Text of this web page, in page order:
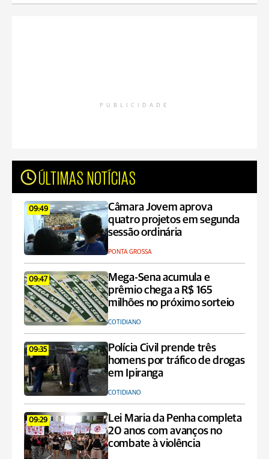
PUBLICIDADE
ÚLTIMAS NOTÍCIAS
09:49
Câmara Jovem aprova
quatro projetos em segunda
sessão ordinária
PONTA GROSSA
09:47
Mega-Sena acumula e
prêmio chega a R$ 165
milhões no próximo sorteio
COTIDIANO
09:35
Polícia Civil prende três
homens por tráfico de drogas
em Ipiranga
COTIDIANO
09:29
Lei Maria da Penha completa
20 anos com avanços no
combate à violência